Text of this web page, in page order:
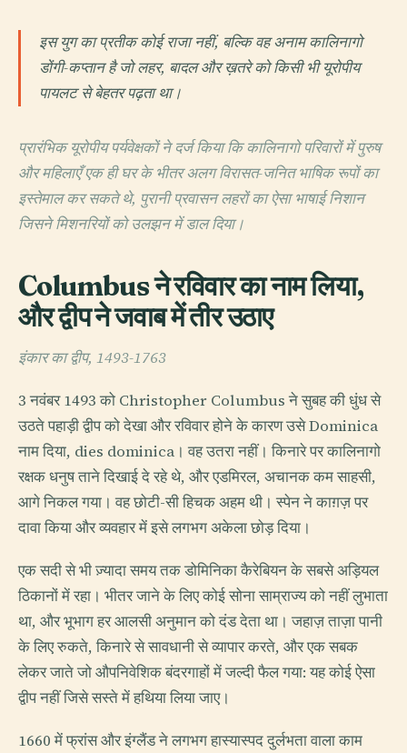
इस युग का प्रतीक कोई राजा नहीं, बल्कि वह अनाम कालिनागो
डोंगी-कप्तान है जो लहर, बादल और ख़तरे को किसी भी यूरोपीय
पायलट से बेहतर पढ़ता था।
प्रारंभिक यूरोपीय पर्यवेक्षकों ने दर्ज किया कि कालिनागो परिवारों में पुरुष
और महिलाएँ एक ही घर के भीतर अलग विरासत-जनित भाषिक रूपों का
इस्तेमाल कर सकते थे, पुरानी प्रवासन लहरों का ऐसा भाषाई निशान
जिसने मिशनरियों को उलझन में डाल दिया।
Columbus ने रविवार का नाम लिया,
और द्वीप ने जवाब में तीर उठाए
इंकार का द्वीप, 1493-1763
3 नवंबर 1493 को Christopher Columbus ने सुबह की धुंध से
उठते पहाड़ी द्वीप को देखा और रविवार होने के कारण उसे Dominica
नाम दिया, dies dominica। वह उतरा नहीं। किनारे पर कालिनागो
रक्षक धनुष ताने दिखाई दे रहे थे, और एडमिरल, अचानक कम साहसी,
आगे निकल गया। वह छोटी-सी हिचक अहम थी। स्पेन ने काग़ज़ पर
दावा किया और व्यवहार में इसे लगभग अकेला छोड़ दिया।
एक सदी से भी ज़्यादा समय तक डोमिनिका कैरेबियन के सबसे अड़ियल
ठिकानों में रहा। भीतर जाने के लिए कोई सोना साम्राज्य को नहीं लुभाता
था, और भूभाग हर आलसी अनुमान को दंड देता था। जहाज़ ताज़ा पानी
के लिए रुकते, किनारे से सावधानी से व्यापार करते, और एक सबक
लेकर जाते जो औपनिवेशिक बंदरगाहों में जल्दी फैल गया: यह कोई ऐसा
द्वीप नहीं जिसे सस्ते में हथिया लिया जाए।
1660 में फ्रांस और इंग्लैंड ने लगभग हास्यास्पद दुर्लभता वाला काम